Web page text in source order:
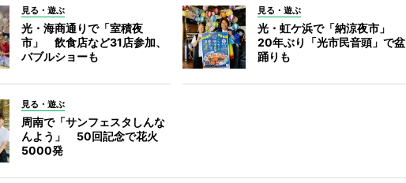
見る・遊ぶ
光・海商通りで「室積夜
市」 飲食店など31店参加、
バブルショーも
見る・遊ぶ
光・虹ケ浜で「納涼夜市」
20年ぶり「光市民音頭」で盆
踊りも
見る・遊ぶ
周南で「サンフェスタしんな
んよう」 50回記念で花火
5000発